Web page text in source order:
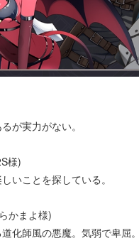
が実力がない。
様)
いことを探している。
かまよ様)
化師風の悪魔。気弱で卑屈